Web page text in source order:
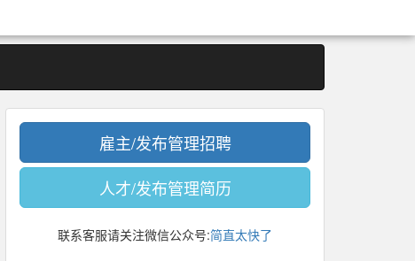
雇主/发布管理招聘
人才/发布管理简历
联系客服请关注微信公众号:简直太快了